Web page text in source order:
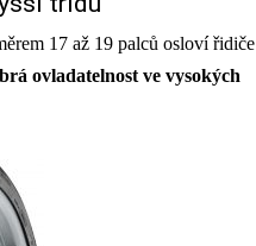
17 až 19 palců osloví řidiče
ovladatelnost ve vysokých